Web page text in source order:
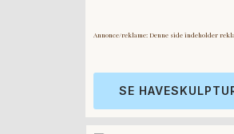
Annonce/reklame: Denne side indeholder
SE